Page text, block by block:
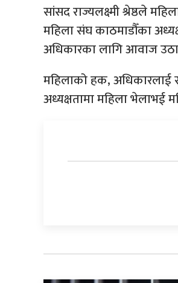
सांसद राज्यलक्ष्मी श्रेष्ठले
महिला संघ काठमाडौँका
अधिकारका लागि आवाज
महिलाको हक, अधिकारलाई
अध्यक्षतामा महिला भेलाभई